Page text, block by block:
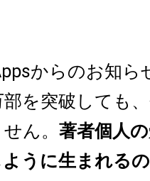
からのお知ら
を突破しても
ん。 著者個人
うに生まれる